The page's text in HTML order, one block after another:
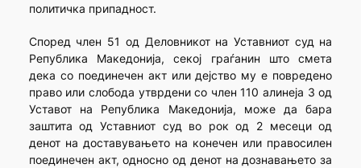
политичка припадност.
Според член 51 од Деловникот на Уставниот суд на
Република Македонија, секој граѓанин што смета
дека со поединечен акт или дејство му е повредено
право или слобода утврдени со член 110 алинеја 3 од
Уставот на Република Македонија, може да бара
заштита од Уставниот суд во рок од 2 месеци од
денот на доставувањето на конечен или правосилен
поединечен акт, односно од денот на дознавањето за